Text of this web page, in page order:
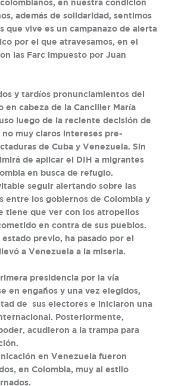
en nuestra condición
además de solidaridad, sentimos
que vive es un campanazo de alerta
por el que atravesamos, en el
las Farc impuesto por Juan
y tardíos pronunciamientos del
en cabeza de la Canciller María
luego de la reciente decisión de
no muy claros intereses pre-
de Cuba y Venezuela. Sin
de aplicar el DIH a migrantes
en busca de refugio.
seguir alertando sobre las
entre los gobiernos de Colombia y
tiene que ver con los atropellos
en contra de sus pueblos.
previo, ha pasado por el
a Venezuela a la miseria.
presidencia por la vía
en engaños y una vez elegidos,
de sus electores e iniciaron una
Posteriormente,
acudieron a la trampa para
en Venezuela fueron
en Colombia, muy al estilo